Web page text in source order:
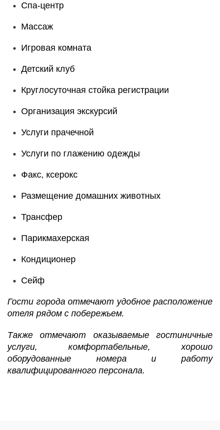
Спа-центр
Массаж
Игровая комната
Детский клуб
Круглосуточная стойка регистрации
Организация экскурсий
Услуги прачечной
Услуги по глажению одежды
Факс, ксерокс
Размещение домашних животных
Трансфер
Парикмахерская
Кондиционер
Сейф
Гости города отмечают удобное расположение
отеля рядом с побережьем.
Также отмечают оказываемые гостиничные
услуги, комфортабельные, хорошо
оборудованные номера и работу
квалифицированного персонала.